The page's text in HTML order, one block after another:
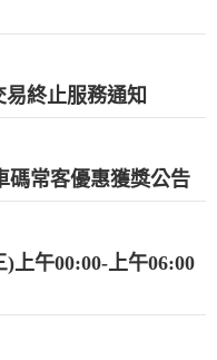
易終止服務通知
碼常客優惠獲獎公告
)上午00:00-上午06:00